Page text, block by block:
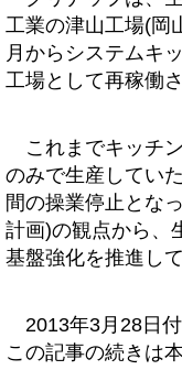
工業の津山工場(岡
月からシステムキ
工場として再稼働さ
これまでキッチ
のみで生産してい
間の操業停止とな
計画)の観点から、
基盤強化を推進して
2013年3月28日
この記事の続きは